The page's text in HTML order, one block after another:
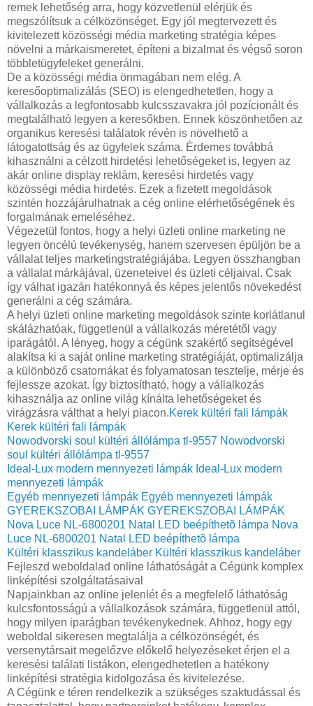
remek lehetőség arra, hogy közvetlenül elérjük és
megszólítsuk a célközönséget. Egy jól megtervezett és
kivitelezett közösségi média marketing stratégia képes
növelni a márkaismeretet, építeni a bizalmat és végső soron
többletügyfeleket generálni.
De a közösségi média önmagában nem elég. A
keresőoptimalizálás (SEO) is elengedhetetlen, hogy a
vállalkozás a legfontosabb kulcsszavakra jól pozícionált és
megtalálható legyen a keresőkben. Ennek köszönhetően az
organikus keresési találatok révén is növelhető a
látogatottság és az ügyfelek száma. Érdemes továbbá
kihasználni a célzott hirdetési lehetőségeket is, legyen az
akár online display reklám, keresési hirdetés vagy
közösségi média hirdetés. Ezek a fizetett megoldások
szintén hozzájárulhatnak a cég online elérhetőségének és
forgalmának emeléséhez.
Végezetül fontos, hogy a helyi üzleti online marketing ne
legyen öncélú tevékenység, hanem szervesen épüljön be a
vállalat teljes marketingstratégiájába. Legyen összhangban
a vállalat márkájával, üzeneteivel és üzleti céljaival. Csak
így válhat igazán hatékonnyá és képes jelentős növekedést
generálni a cég számára.
A helyi üzleti online marketing megoldások szinte korlátlanul
skálázhatóak, függetlenül a vállalkozás méretétől vagy
iparágától. A lényeg, hogy a cégünk szakértő segítségével
alakítsa ki a saját online marketing stratégiáját, optimalizálja
a különböző csatornákat és folyamatosan tesztelje, mérje és
fejlessze azokat. Így biztosítható, hogy a vállalkozás
kihasználja az online világ kínálta lehetőségeket és
virágzásra válthat a helyi piacon.Kerek kültéri fali lámpák
Kerek kültéri fali lámpák
Nowodvorski soul kültéri állólámpa tl-9557 Nowodvorski
soul kültéri állólámpa tl-9557
Ideal-Lux modern mennyezeti lámpák Ideal-Lux modern
mennyezeti lámpák
Egyéb mennyezeti lámpák Egyéb mennyezeti lámpák
GYEREKSZOBAI LÁMPÁK GYEREKSZOBAI LÁMPÁK
Nova Luce NL-6800201 Natal LED beépíthetõ lámpa Nova
Luce NL-6800201 Natal LED beépíthetõ lámpa
Kültéri klasszikus kandeláber Kültéri klasszikus kandeláber
Fejleszd weboldalad online láthatóságát a Cégünk komplex
linképítési szolgáltatásaival
Napjainkban az online jelenlét és a megfelelő láthatóság
kulcsfontosságú a vállalkozások számára, függetlenül attól,
hogy milyen iparágban tevékenykednek. Ahhoz, hogy egy
weboldal sikeresen megtalálja a célközönségét, és
versenytársait megelőzve előkelő helyezéseket érjen el a
keresési találati listákon, elengedhetetlen a hatékony
linképítési stratégia kidolgozása és kivitelezése.
A Cégünk e téren rendelkezik a szükséges szaktudással és